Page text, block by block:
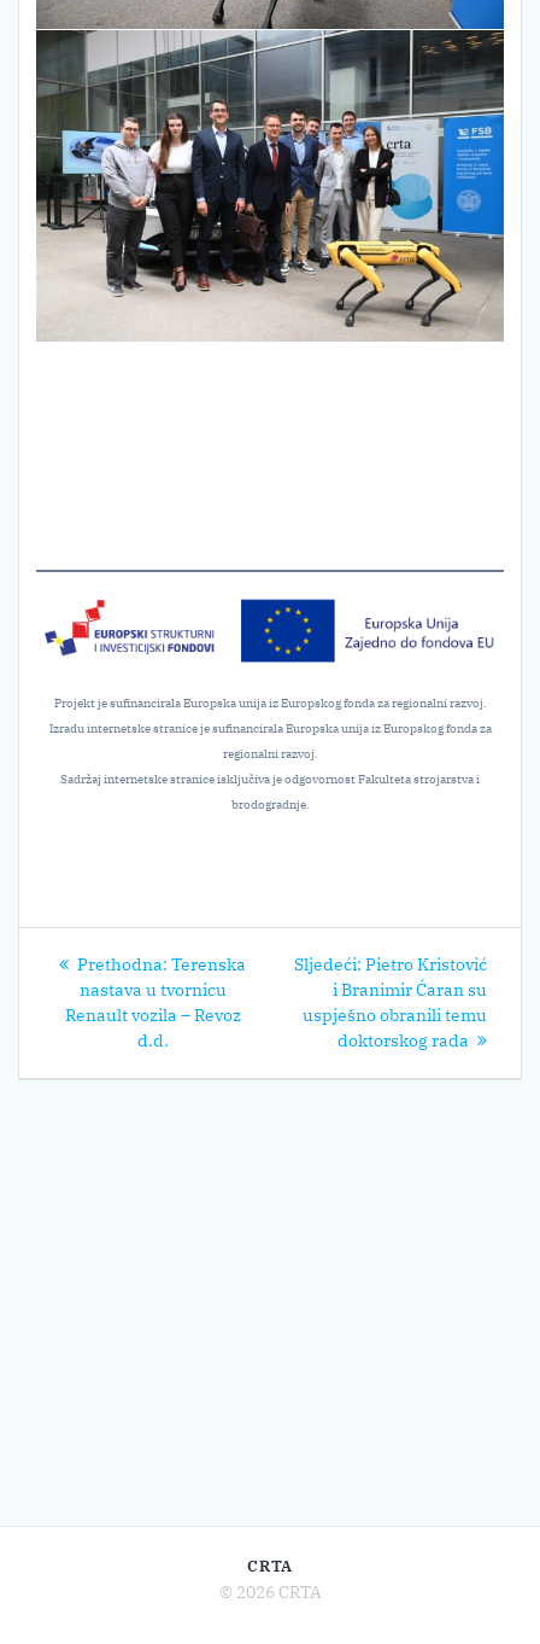
Projekt je sufinancirala Europska unija iz Europskog fonda za regionalni razvoj.
Izradu internetske stranice je sufinancirala Europska unija iz Europskog fonda za
regionalni razvoj.
Sadržaj internetske stranice isključiva je odgovornost Fakulteta strojarstva i
brodogradnje.
Navigacija
objava
Prethodna: Prethodni
post:
Terenska
nastava u tvornicu
Renault vozila – Revoz
d.d.
Sljedeći: Sljedeći
post:
Pietro Kristović
i Branimir Ćaran su
uspješno obranili temu
doktorskog rada
CRTA
© 2026 CRTA